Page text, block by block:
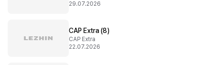
29.07.2026
CAP Extra (8)
CAP Extra
22.07.2026